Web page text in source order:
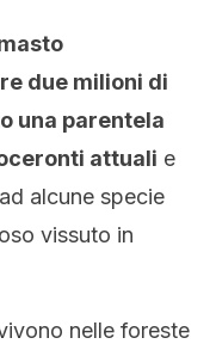
due milioni di
una parentela
attuali e
alcune specie
vissuto in
nelle foreste